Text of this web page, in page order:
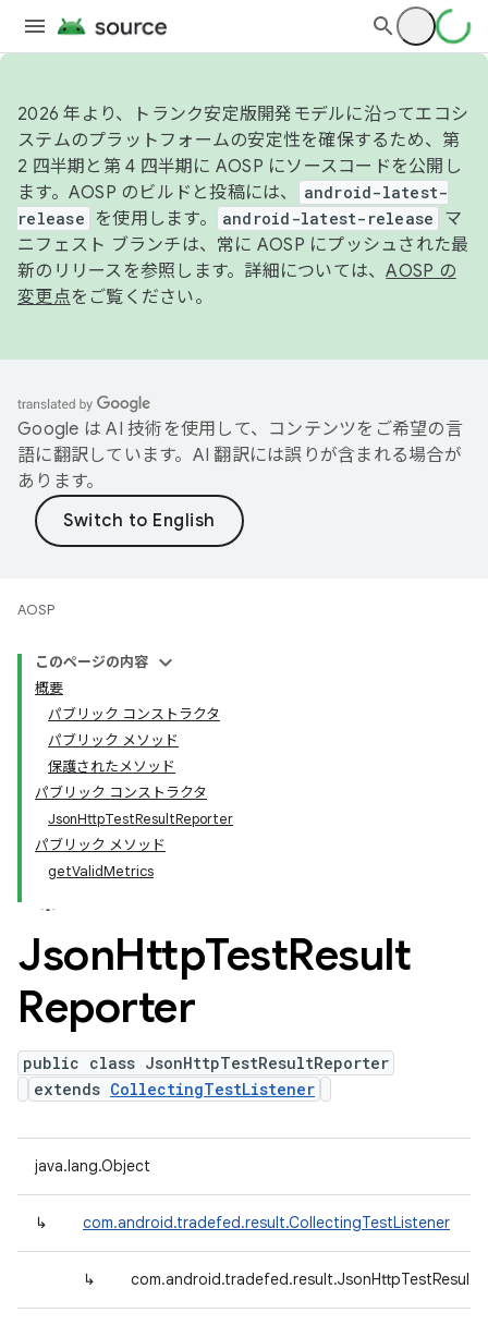
2026 年より、トランク安定版開発モデルに沿ってエコシ
ステムのプラットフォームの安定性を確保するため、第
2 四半期と第 4 四半期に AOSP にソースコードを公開し
ます。AOSP のビルドと投稿には、
android-latest-
release
を使用します。 android-latest-release
マ
ニフェスト ブランチは、常に AOSP にプッシュされた最
新のリリースを参照します。詳細については、AOSP の
変更点をご覧ください。
Google は AI 技術を使用して、コンテンツをご希望の言
語に翻訳しています。AI 翻訳には誤りが含まれる場合が
あります。
AOSP
このページの内容
概要
パブリック コンストラクタ
パブリック メソッド
保護されたメソッド
パブリック コンストラクタ
JsonHttpTestResultReporter
パブリック メソッド
getValidMetrics
JsonHttpTestResult
Reporter
public class JsonHttpTestResultReporter
extends CollectingTestListener
java.lang.Object
↳ com.android.tradefed.result.CollectingTestListener
↳